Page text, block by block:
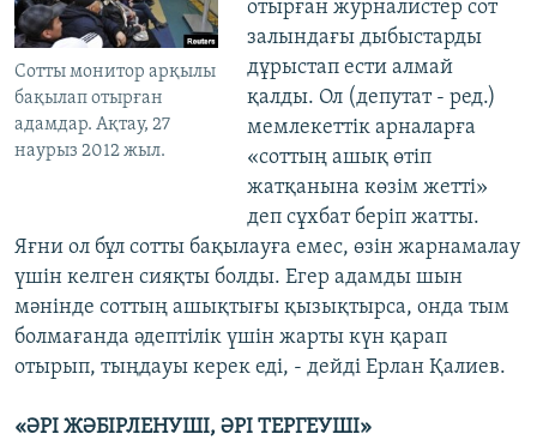
Сотты монитор арқылы
бақылап отырған
адамдар. Ақтау, 27
наурыз 2012 жыл.
отырған журналистер сот
залындағы дыбыстарды
дұрыстап ести алмай
қалды. Ол (депутат - ред.)
мемлекеттік арналарға
«соттың ашық өтіп
жатқанына көзім жетті»
деп сұхбат беріп жатты.
Яғни ол бұл сотты бақылауға емес, өзін жарнамалау
үшін келген сияқты болды. Егер адамды шын
мәнінде соттың ашықтығы қызықтырса, онда тым
болмағанда әдептілік үшін жарты күн қарап
отырып, тыңдауы керек еді, - дейді Ерлан Қалиев.
«ӘРІ ЖӘБІРЛЕНУШІ, ӘРІ ТЕРГЕУШІ»